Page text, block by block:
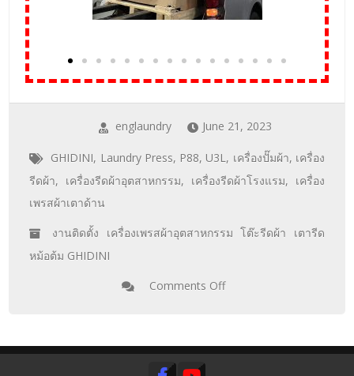
englaundry June 21, 2023
GHIDINI, Laundry Press, P88, U3L , เครื่องปั๊มผ้า, เครื่อง
รีดผ้า, เครื่องรีดผ้าอุตสาหกรรม, เครื่องรีดผ้าโรงแรม, เครื่อง
เพรสผ้าเตาด้าน
งานติดตั้ง เครื่องเพรสผ้าอุตสาหกรรม โต๊ะรีดผ้า เตารีด
หม้อต้ม GHIDINI
Comments Off